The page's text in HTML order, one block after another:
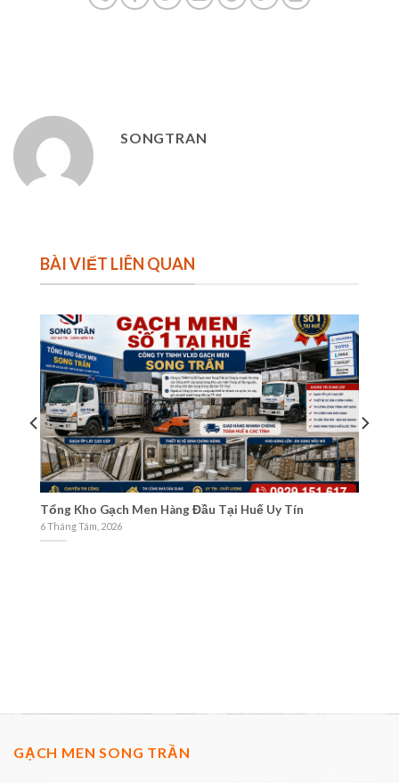
SONGTRAN
BÀI VIẾT LIÊN QUAN
Tổng Kho Gạch Men Hàng Đầu Tại Huế Uy Tín
6 Tháng Tám, 2026
GẠCH MEN SONG TRẦN